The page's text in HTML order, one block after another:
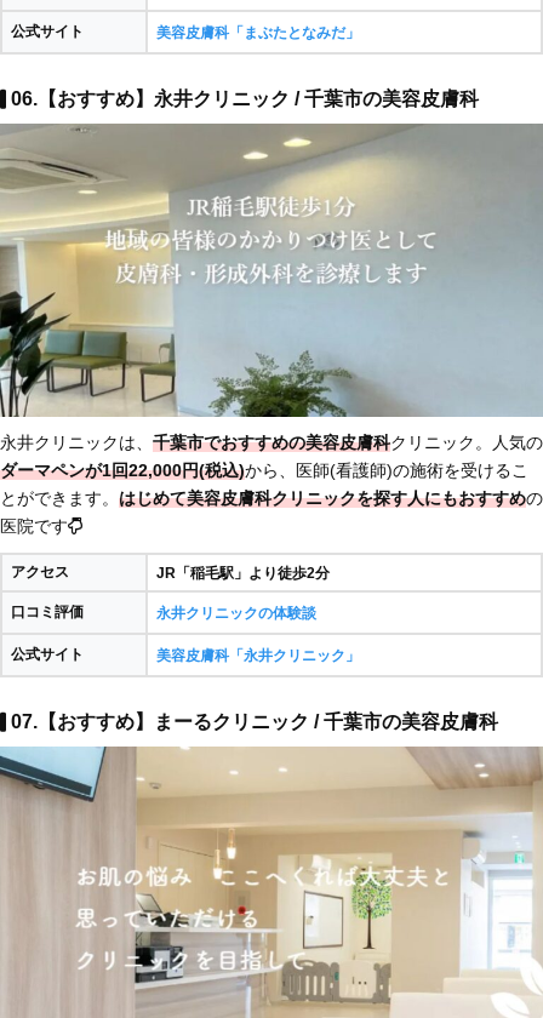
公式サイト 美容皮膚科「まぶたとなみだ」
06.【おすすめ】永井クリニック / 千葉市の美容皮膚科
永井クリニックは、 千葉市でおすすめの美容皮膚科クリニック。人気の
ダーマペンが1回22,000円(税込)から、医師(看護師)の施術を受けるこ
とができます。 はじめて美容皮膚科クリニックを探す人にもおすすめの
医院です
アクセス JR「稲毛駅」より徒歩2分
口コミ評価 永井クリニックの体験談
公式サイト 美容皮膚科「永井クリニック」
07.【おすすめ】まーるクリニック / 千葉市の美容皮膚科